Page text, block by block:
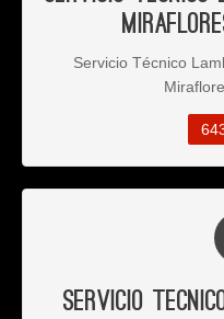
Servicio Técnico
Servicio